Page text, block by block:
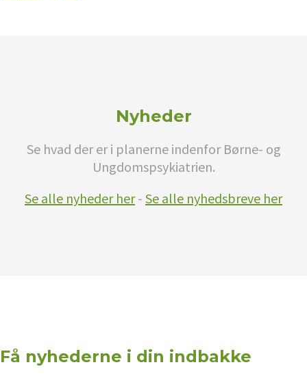
Nyheder
Se hvad der er i planerne indenfor Børne- og
Ungdomspsykiatrien.
Se alle nyheder her- Se alle nyhedsbreve her
Få nyhederne i din indbakke